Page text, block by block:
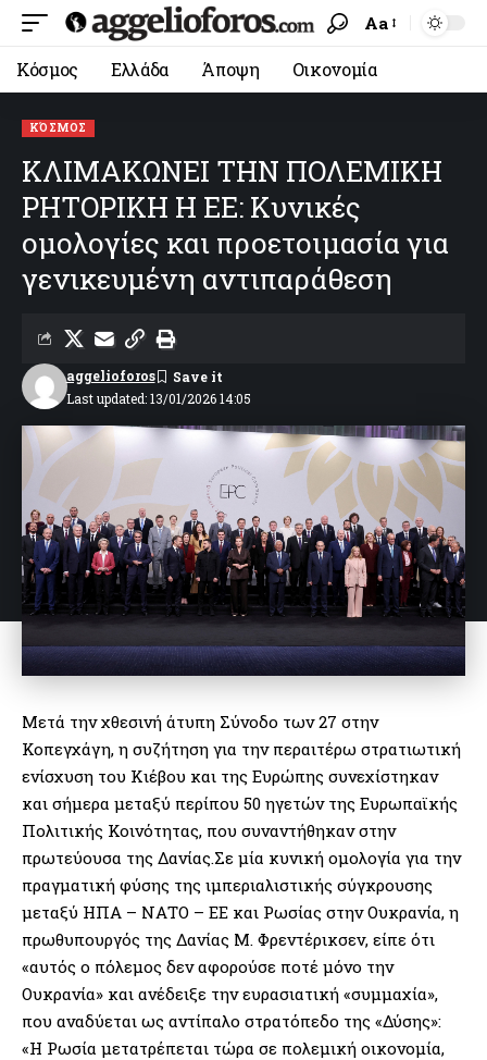
Aa
Κόσμος Ελλάδα Άποψη Οικονομία
ΚΌΣΜΟΣ
ΚΛΙΜΑΚΩΝΕΙ ΤΗΝ ΠΟΛΕΜΙΚΗ
ΡΗΤΟΡΙΚΗ Η ΕΕ: Κυνικές
ομολογίες και προετοιμασία για
γενικευμένη αντιπαράθεση
Last updated: 13/01/2026 14:05
aggelioforos
Μετά την χθεσινή άτυπη Σύνοδο των 27 στην
Κοπεγχάγη, η συζήτηση για την περαιτέρω στρατιωτική
ενίσχυση του Κιέβου και της Ευρώπης συνεχίστηκαν
και σήμερα μεταξύ περίπου 50 ηγετών της Ευρωπαϊκής
Πολιτικής Κοινότητας, που συναντήθηκαν στην
πρωτεύουσα της Δανίας.Σε μία κυνική ομολογία για την
πραγματική φύσης της ιμπεριαλιστικής σύγκρουσης
μεταξύ ΗΠΑ – ΝΑΤΟ – ΕΕ και Ρωσίας στην Ουκρανία, η
πρωθυπουργός της Δανίας Μ. Φρεντέρικσεν, είπε ότι
«αυτός ο πόλεμος δεν αφορούσε ποτέ μόνο την
Ουκρανία» και ανέδειξε την ευρασιατική «συμμαχία»,
που αναδύεται ως αντίπαλο στρατόπεδο της «Δύσης»:
«Η Ρωσία μετατρέπεται τώρα σε πολεμική οικονομία,